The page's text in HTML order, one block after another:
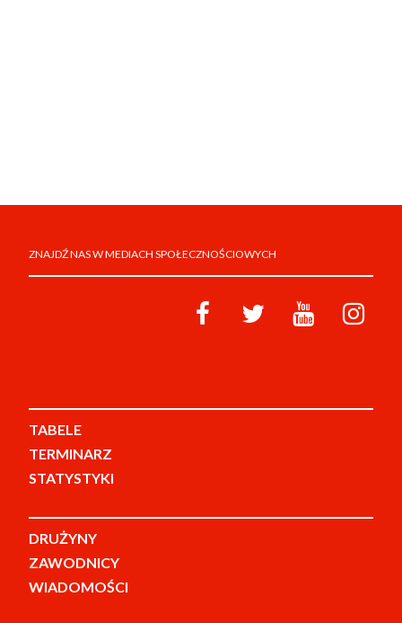
ZNAJDŹ NAS W MEDIACH SPOŁECZNOŚCIOWYCH
TABELE
TERMINARZ
STATYSTYKI
DRUŻYNY
ZAWODNICY
WIADOMOŚCI